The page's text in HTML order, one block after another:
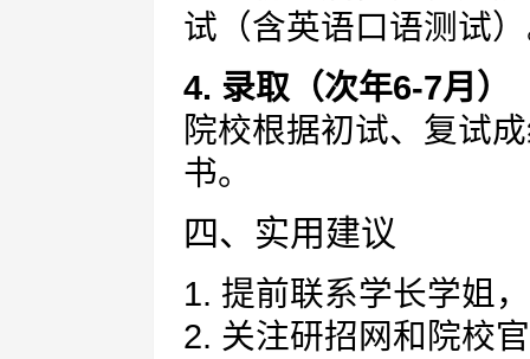
试（含英语口语测试
4. 录取（次年6-7月）
院校根据初试、复试
书。
四、实用建议
1. 提前联系学长学姐
2. 关注研招网和院校